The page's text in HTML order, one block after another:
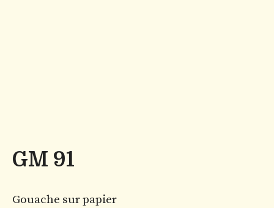
GM 91
Gouache sur papier